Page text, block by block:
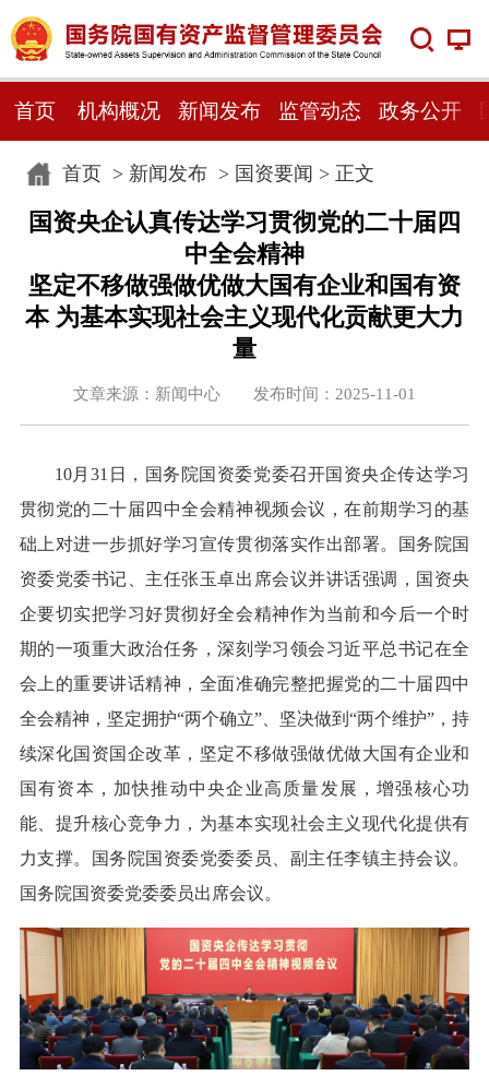
首页 机构概况 新闻发布 监管动态 政务公开
首页> 新闻发布> 国资要闻 > 正文
国资央企认真传达学习贯彻党的二十届四
中全会精神
坚定不移做强做优做大国有企业和国有资
本 为基本实现社会主义现代化贡献更大力
量
文章来源：新闻中心 发布时间：2025-11-01
10月31日，国务院国资委党委召开国资央企传达学习
贯彻党的二十届四中全会精神视频会议，在前期学习的基
础上对进一步抓好学习宣传贯彻落实作出部署。国务院国
资委党委书记、主任张玉卓出席会议并讲话强调，国资央
企要切实把学习好贯彻好全会精神作为当前和今后一个时
期的一项重大政治任务，深刻学习领会习近平总书记在全
会上的重要讲话精神，全面准确完整把握党的二十届四中
全会精神，坚定拥护“两个确立”、坚决做到“两个维护”，持
续深化国资国企改革，坚定不移做强做优做大国有企业和
国有资本，加快推动中央企业高质量发展，增强核心功
能、提升核心竞争力，为基本实现社会主义现代化提供有
力支撑。国务院国资委党委委员、副主任李镇主持会议。
国务院国资委党委委员出席会议。